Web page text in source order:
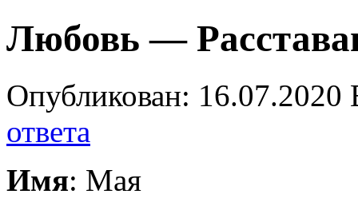
Любовь —
Опубликован:
ответа
Имя: Мая